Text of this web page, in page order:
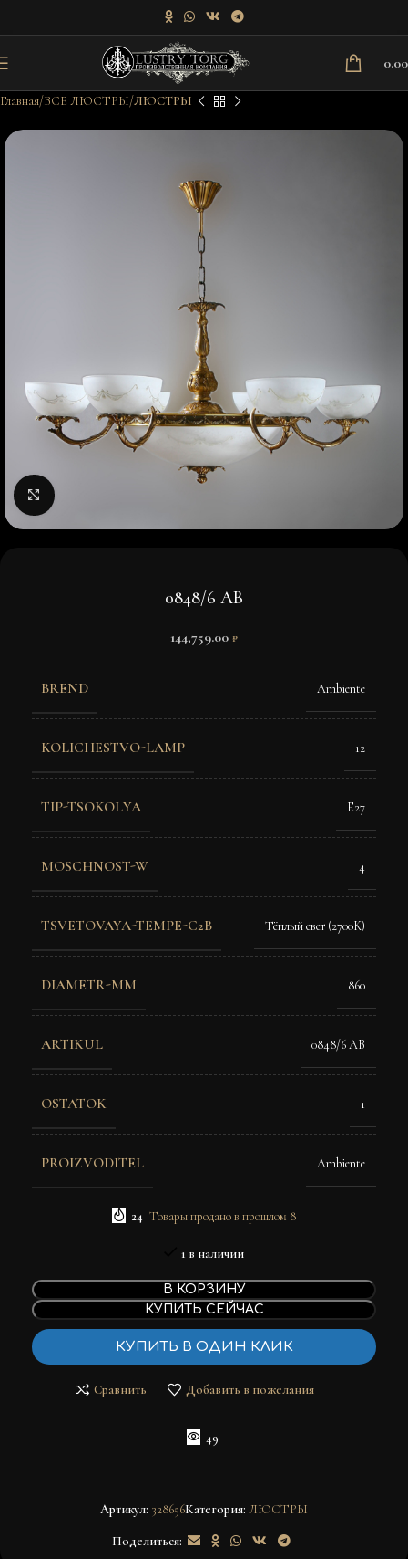
Главная ВСЕ ЛЮСТРЫ ЛЮСТРЫ
Нажмите, чтобы увеличить изображение
0848/6 AB
144,759.00 ₽
BREND Ambiente
KOLICHESTVO-LAMP 12
TIP-TSOKOLYA E27
MOSCHNOST-W 4
TSVETOVAYA-TEMPE-C2B Тёплый свет (2700K)
DIAMETR-MM 860
ARTIKUL 0848/6 AB
OSTATOK 1
PROIZVODITEL Ambiente
24 Товары продано в прошлом 8
1 в наличии
В КОРЗИНУ
КУПИТЬ СЕЙЧАС
КУПИТЬ В ОДИН КЛИК
Сравнить Добавить в пожелания
49
Артикул: 328656Категория: ЛЮСТРЫ
Поделиться: